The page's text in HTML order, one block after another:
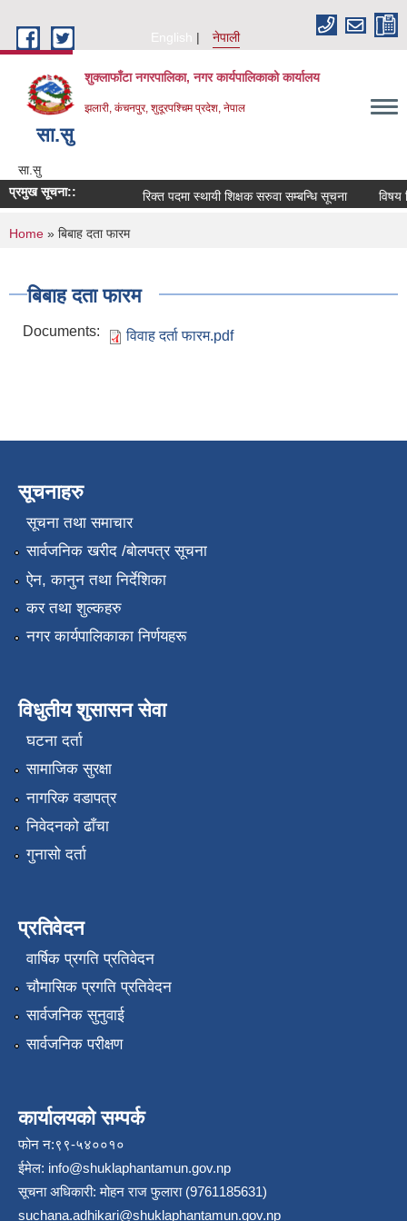
English
नेपाली
शुक्लाफाँटा नगरपालिका, नगर कार्यपालिकाको कार्यालय
झलारी, कंचनपुर, शुदूरपश्चिम प्रदेश, नेपाल
सा‍.सु
सा‍.सु
प्रमुख सूचना::
रिक्त पदमा स्थायी शिक्षक सरुवा सम्बन्धि सूचना विषय
You are here
Home » बिबाह दता फारम
बिबाह दता फारम
Documents: विवाह दर्ता फारम.pdf
सूचनाहरु
सूचना तथा समाचार
सार्वजनिक खरीद /बोलपत्र सूचना
ऐन, कानुन तथा निर्देशिका
कर तथा शुल्कहरु
नगर कार्यपालिकाका निर्णयहरू
विधुतीय शुसासन सेवा
घटना दर्ता
सामाजिक सुरक्षा
नागरिक वडापत्र
निवेदनको ढाँचा
गुनासो दर्ता
प्रतिवेदन
वार्षिक प्रगति प्रतिवेदन
चौमासिक प्रगति प्रतिवेदन
सार्वजनिक सुनुवाई
सार्वजनिक परीक्षण
कार्यालयको सम्पर्क
फोन न:९९-५४००१०
ईमेल: info@shuklaphantamun.gov.np
सूचना अधिकारी: मोहन राज फुलारा (9761185631)
suchana.adhikari@shuklaphantamun.gov.np